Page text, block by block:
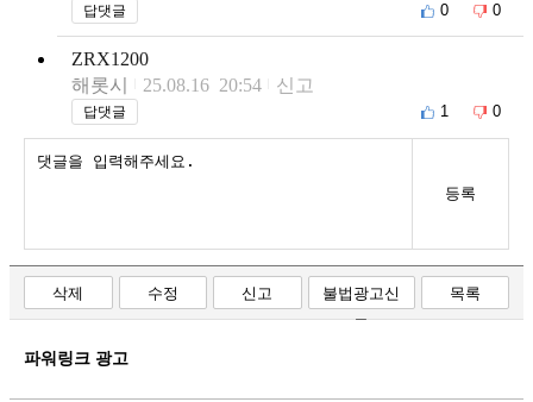
답댓글 0 0
ZRX1200
해롯시
25.08.16 20:54 신고
답댓글 1 0
등록
삭제 수정 신고
불법광고신
고
목록
파워링크 광고